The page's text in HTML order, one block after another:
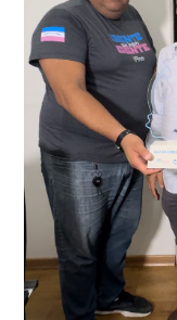
Kennedy, o
do país, sendo
meio do
específico, com
de Janeiro.
“Mais de 100
interior de
segurança à
produtores
parabéns a todos
segurança da
Fontão.